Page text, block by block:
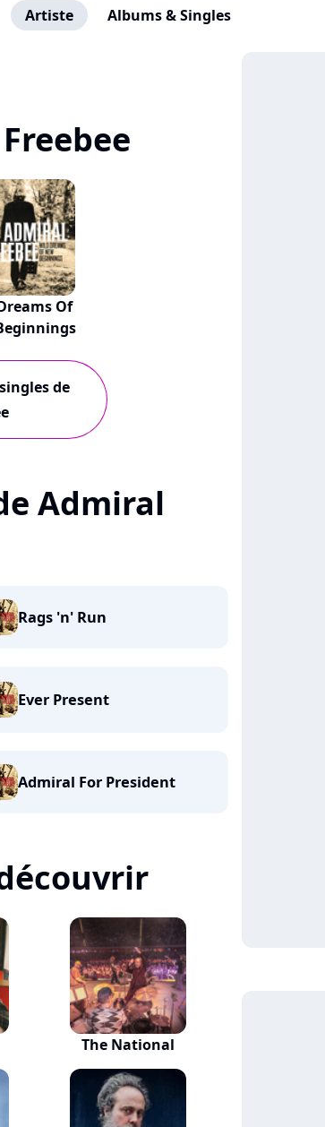
Artiste Albums & Singles
Of
de
Admiral
Rags 'n' Run
Ever Present
Admiral For President
The National